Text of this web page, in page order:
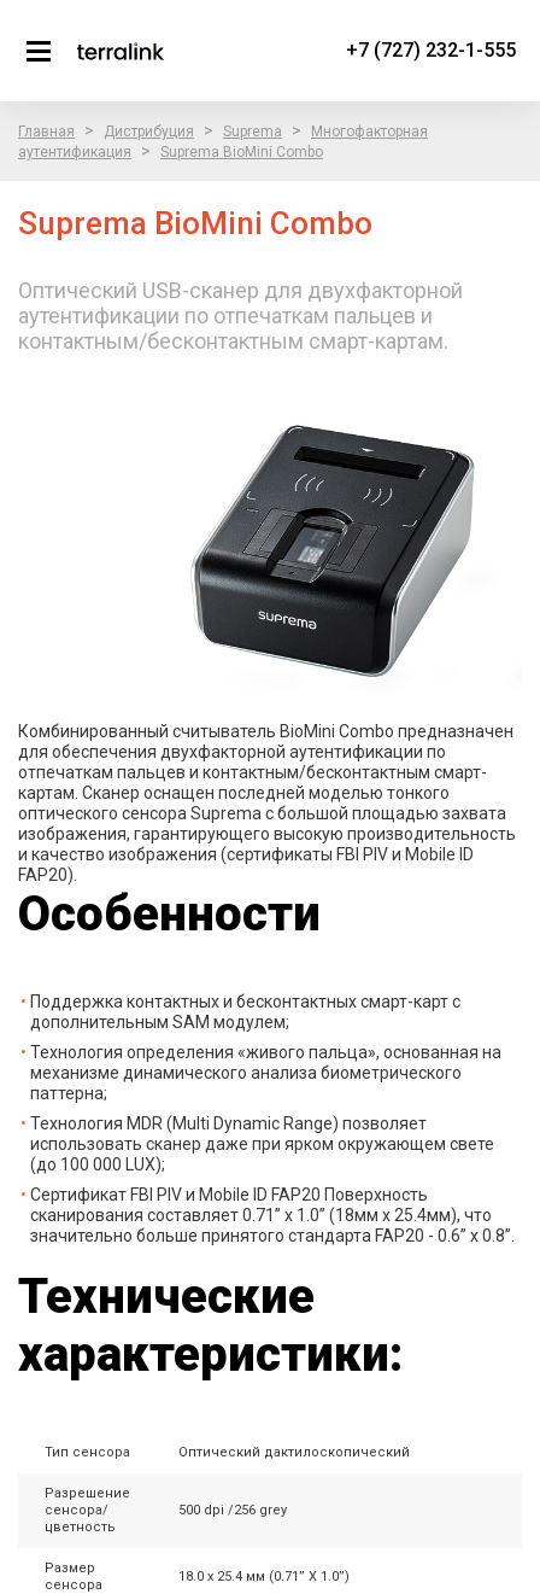
+7 (727) 232-1-555
Главная > Дистрибуция > Suprema >
Многофакторная
аутентификация
> Suprema BioMini Combo
Suprema BioMini Combo
Оптический USB-сканер для двухфакторной
аутентификации по отпечаткам пальцев и
контактным/бесконтактным смарт-картам.
Комбинированный считыватель BioMini Combo предназначен
для обеспечения двухфакторной аутентификации по
отпечаткам пальцев и контактным/бесконтактным смарт-
картам. Сканер оснащен последней моделью тонкого
оптического сенсора Suprema с большой площадью захвата
изображения, гарантирующего высокую производительность
и качество изображения (сертификаты FBI PIV и Mobile ID
FAP20).
Особенности
Поддержка контактных и бесконтактных смарт-карт с
дополнительным SAM модулем;
Технология определения «живого пальца», основанная на
механизме динамического анализа биометрического
паттерна;
Технология MDR (Multi Dynamic Range) позволяет
использовать сканер даже при ярком окружающем свете
(до 100 000 LUX);
Сертификат FBI PIV и Mobile ID FAP20 Поверхность
сканирования составляет 0.71” x 1.0” (18мм x 25.4мм), что
значительно больше принятого стандарта FAP20 - 0.6” x 0.8”.
Технические
характеристики:
Тип сенсора Оптический дактилоскопический
Разрешение
сенсора/
цветность
500 dpi /256 grey
Размер
сенсора
18.0 x 25.4 мм (0.71” X 1.0”)